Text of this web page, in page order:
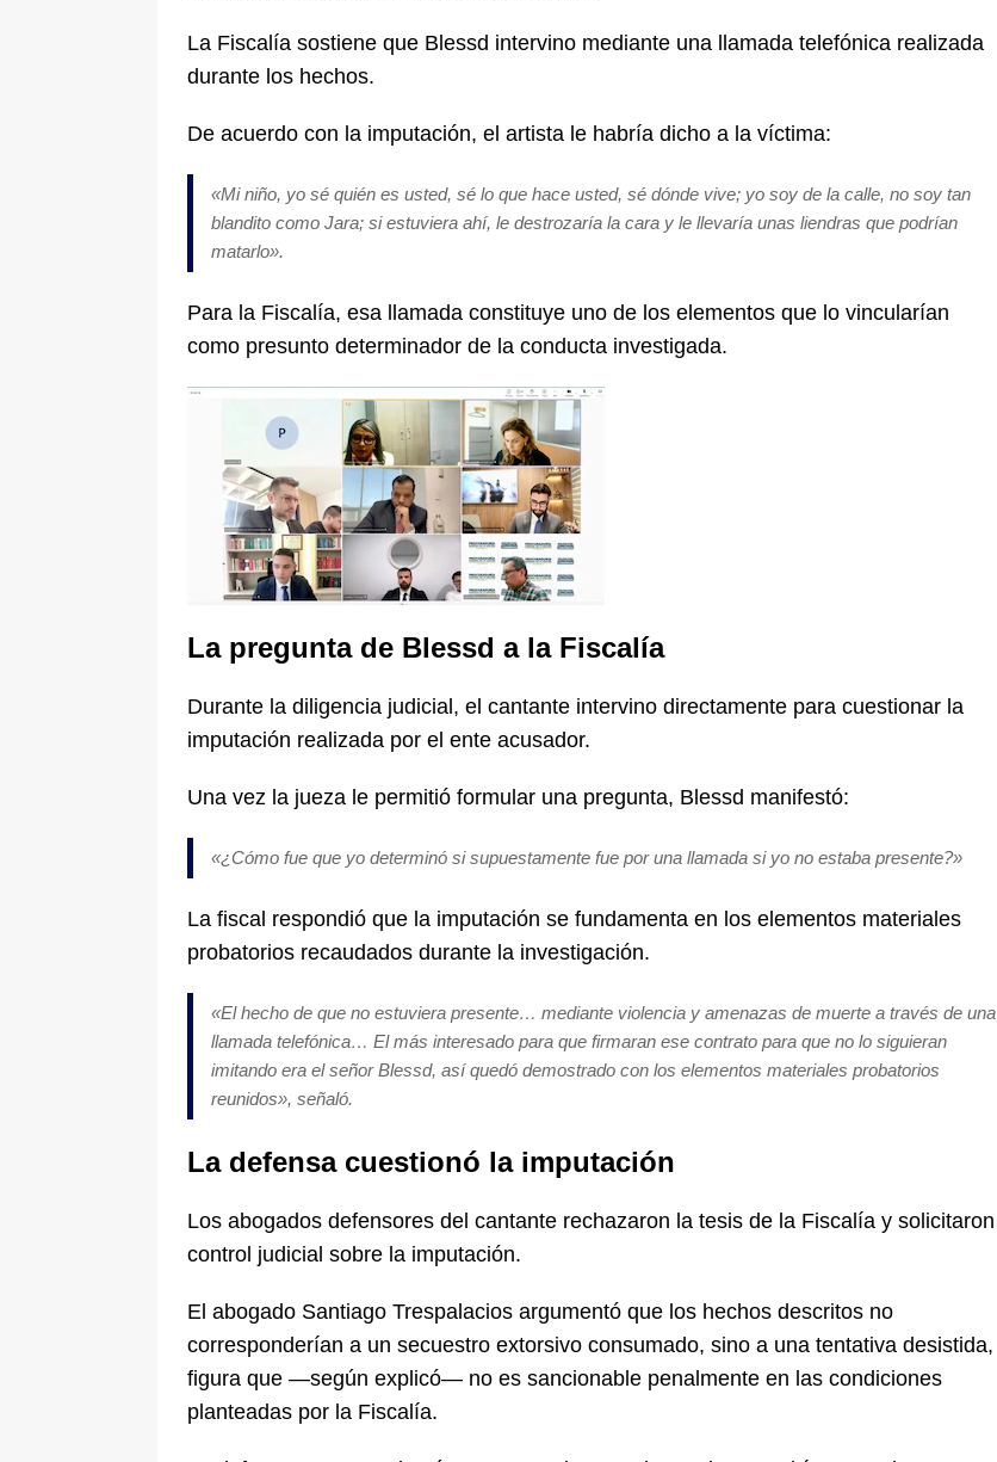
La Fiscalía sostiene que Blessd intervino mediante una llamada telefónica realizada
durante los hechos.
De acuerdo con la imputación, el artista le habría dicho a la víctima:
«Mi niño, yo sé quién es usted, sé lo que hace usted, sé dónde vive; yo soy de la calle, no soy tan
blandito como Jara; si estuviera ahí, le destrozaría la cara y le llevaría unas liendras que podrían
matarlo».
Para la Fiscalía, esa llamada constituye uno de los elementos que lo vincularían
como presunto determinador de la conducta investigada.
La pregunta de Blessd a la Fiscalía
Durante la diligencia judicial, el cantante intervino directamente para cuestionar la
imputación realizada por el ente acusador.
Una vez la jueza le permitió formular una pregunta, Blessd manifestó:
«¿Cómo fue que yo determinó si supuestamente fue por una llamada si yo no estaba presente?»
La fiscal respondió que la imputación se fundamenta en los elementos materiales
probatorios recaudados durante la investigación.
«El hecho de que no estuviera presente… mediante violencia y amenazas de muerte a través de una
llamada telefónica… El más interesado para que firmaran ese contrato para que no lo siguieran
imitando era el señor Blessd, así quedó demostrado con los elementos materiales probatorios
reunidos», señaló.
La defensa cuestionó la imputación
Los abogados defensores del cantante rechazaron la tesis de la Fiscalía y solicitaron
control judicial sobre la imputación.
El abogado Santiago Trespalacios argumentó que los hechos descritos no
corresponderían a un secuestro extorsivo consumado, sino a una tentativa desistida,
figura que —según explicó— no es sancionable penalmente en las condiciones
planteadas por la Fiscalía.